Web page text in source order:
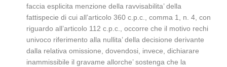
faccia esplicita menzione della ravvisabilita’ della
fattispecie di cui all’articolo 360 c.p.c., comma 1, n. 4, con
riguardo all’articolo 112 c.p.c., occorre che il motivo rechi
univoco riferimento alla nullita’ della decisione derivante
dalla relativa omissione, dovendosi, invece, dichiarare
inammissibile il gravame allorche’ sostenga che la